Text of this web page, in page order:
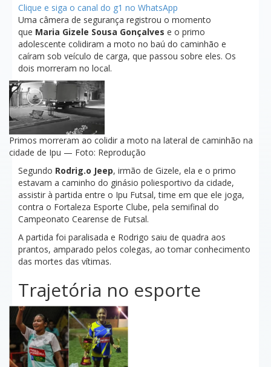
Clique e siga o canal do g1 no WhatsApp
Uma câmera de segurança registrou o momento
que Maria Gizele Sousa Gonçalves e o primo
adolescente colidiram a moto no baú do caminhão e
caíram sob veículo de carga, que passou sobre eles. Os
dois morreram no local.
Primos morreram ao colidir a moto na lateral de caminhão na
cidade de Ipu — Foto: Reprodução
Segundo Rodrig.o Jeep, irmão de Gizele, ela e o primo
estavam a caminho do ginásio poliesportivo da cidade,
assistir à partida entre o Ipu Futsal, time em que ele joga,
contra o Fortaleza Esporte Clube, pela semifinal do
Campeonato Cearense de Futsal.
A partida foi paralisada e Rodrigo saiu de quadra aos
prantos, amparado pelos colegas, ao tomar conhecimento
das mortes das vítimas.
Trajetória no esporte